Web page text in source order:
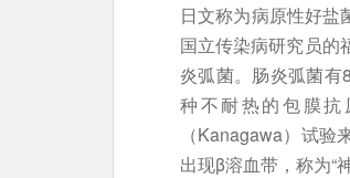
日文称为病原性好盐
国立传染病研究员的
炎弧菌。肠炎弧菌
种不耐热的包膜
（Kanagawa）试
出现β溶血带，称为“